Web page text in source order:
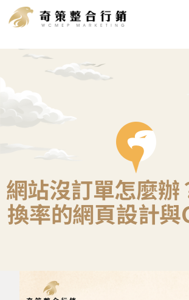
網站沒訂單怎麼辦
換率的網頁設計與